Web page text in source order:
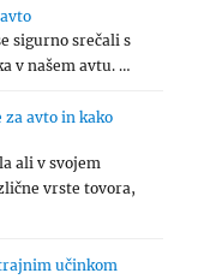
sigurno srečali s
v našem avtu. …
avto in kako
ali v svojem
vrste tovora,
učinkom